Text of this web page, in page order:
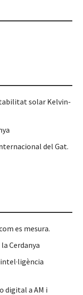
solar Kelvin-
del Gat.
es mesura.
Cerdanya
digital a AM i